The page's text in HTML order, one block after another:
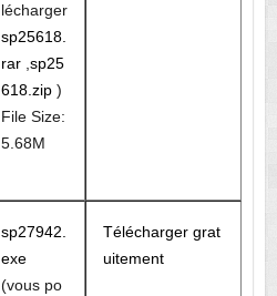
lécharger
sp25618.
rar, sp25
618.zip)
File Size:
5.68M
sp27942.
exe
(vous po
Télécharger grat
uitement